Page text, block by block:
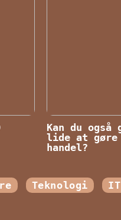
Kan du også
lide at gøre
handel?
Teknologi IT